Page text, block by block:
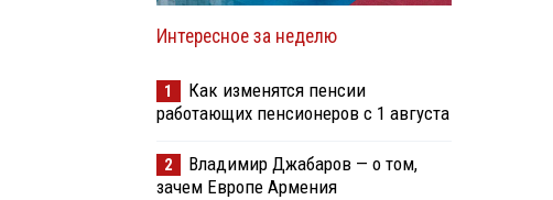
Интересное за неделю
1
Как изменятся пенсии
работающих пенсионеров с 1 августа
2
Владимир Джабаров — о том,
зачем Европе Армения